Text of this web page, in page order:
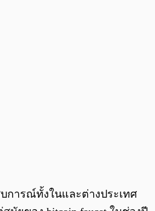
การณ์ทั้งในและต่างประเทศ